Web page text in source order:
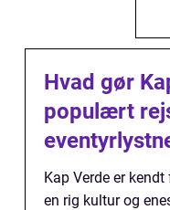
Hvad gør
populært
Kap Verde er
en rig kultur og